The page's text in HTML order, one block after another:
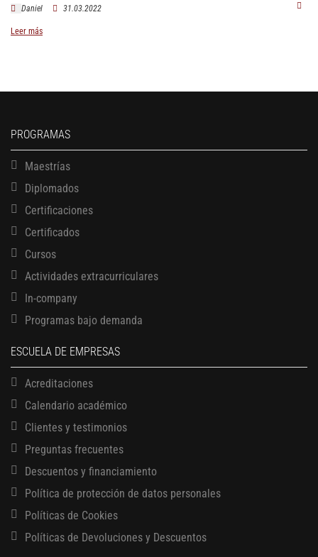
Daniel 31.03.2022
Leer más
PROGRAMAS
Maestrías
Diplomados
Certificaciones
Certificados
Cursos
Actividades extracurriculares
In-company
Programas bajo demanda
ESCUELA DE EMPRESAS
Acreditaciones
Calendario académico
Clientes y testimonios
Preguntas frecuentes
Descuentos y financiamiento
Política de protección de datos personales
Políticas de Cookies
Políticas de Devoluciones y Descuentos
13 AGOSTO, 2026